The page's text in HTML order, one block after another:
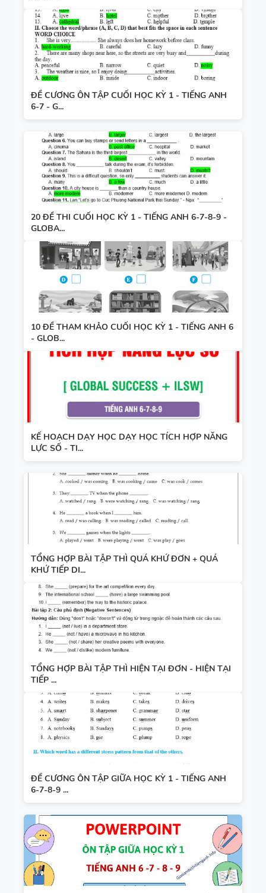
ĐỀ CƯƠNG ÔN TẬP CUỐI HỌC KỲ 1 - TIẾNG ANH
6-7 - G...
20 ĐỀ THI CUỐI HỌC KỲ 1 - TIẾNG ANH 6-7-8-9 -
GLOBA...
10 ĐỀ THAM KHẢO CUỐI HỌC KỲ 1 - TIẾNG ANH 6
- GLOB...
KẾ HOẠCH DẠY HỌC DẠY HỌC TÍCH HỢP NĂNG
LỰC SỐ - TI...
TỔNG HỢP BÀI TẬP THÌ QUÁ KHỨ ĐƠN + QUÁ
KHỨ TIẾP DI...
TỔNG HỢP BÀI TẬP THÌ HIỆN TẠI ĐƠN - HIỆN TẠI
TIẾP ...
ĐỀ CƯƠNG ÔN TẬP GIỮA HỌC KỲ 1 - TIẾNG ANH
6-7-8-9 ...